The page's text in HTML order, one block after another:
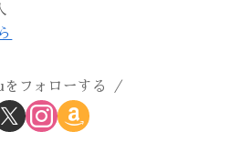
フォローする